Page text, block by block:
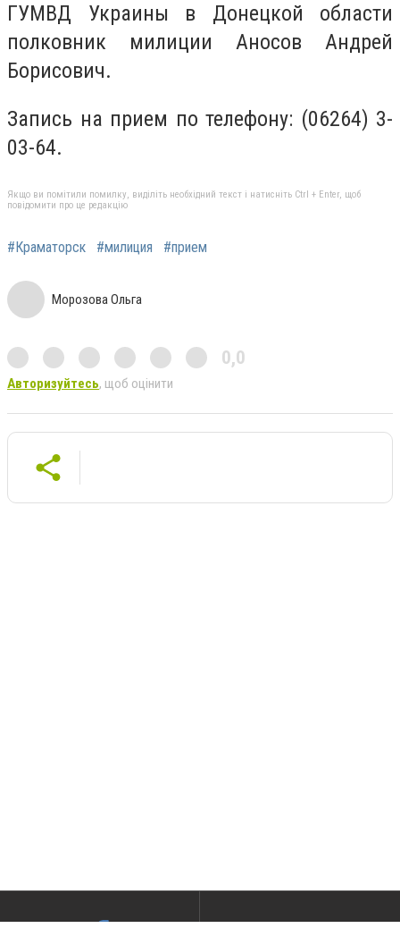
ГУМВД Украины в Донецкой области
полковник милиции Аносов Андрей
Борисович.
Запись на прием по телефону: (06264) 3-
03-64.
Якщо ви помітили помилку, виділіть необхідний текст і натисніть Ctrl + Enter, щоб
повідомити про це редакцію
#Краматорск #милиция #прием
Морозова Ольга
0,0
Авторизуйтесь, щоб оцінити